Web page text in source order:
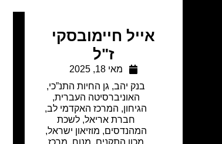
אייל חיימובסקי
ז"ל
מאי 18, 2025
בנק יהב, גן החיות התנ”כי,
האוניברסיטה העברית,
הגיחון, המרכז האקדמי לב,
חברת אריאל,לשכת
המהנדסים, מוזיאון ישראל,